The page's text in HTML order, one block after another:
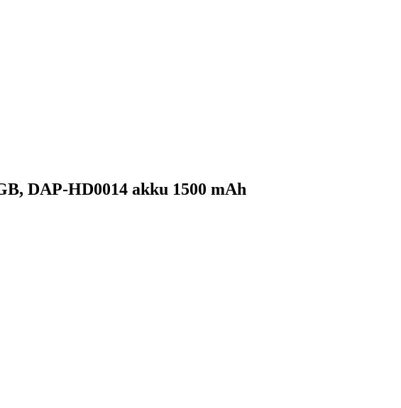
DAP-HD0014 akku 1500 mAh